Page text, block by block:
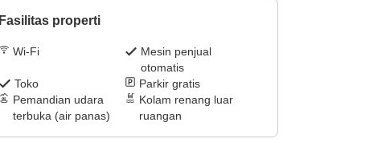
Fasilitas properti
Wi-Fi
Mesin penjual
otomatis
Toko
Parkir gratis
Pemandian udara
terbuka (air panas)
Kolam renang luar
ruangan